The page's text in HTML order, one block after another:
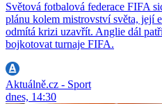
Světová fotbalová federace FIFA
plánu kolem mistrovství světa, její
odmítá krizi uzavřít. Anglie dál
bojkotovat turnaje FIFA.
Aktuálně.cz - Sport
dnes, 14:30